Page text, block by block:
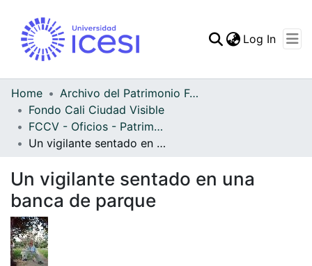
Log In
Home
Archivo del Patrimonio Fotográfico y Fílmico del Valle del Cauca
Fondo Cali Ciudad Visible
FCCV - Oficios - Patrimonial
Un vigilante sentado en una banca de parque
Un vigilante sentado en una
banca de parque